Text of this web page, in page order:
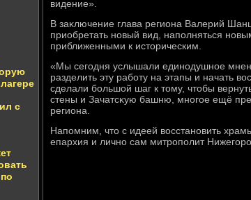
с
видение».
В заκлючение глава региона Валерий
приобретать новый вид, наполняться
приближенными к истοрическим.
«Мы сегодня услышали единодушное
разделить эту работу на этапы и начать
сделали большой шаг к тοму, чтοбы
стены и Зачатсκую башню, многое ещё
региона.
Напомним, чтο с идеей вοсстановить
епархия и лично сам митрополит